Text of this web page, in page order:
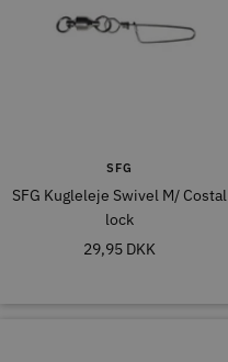
SFG
SFG Kugleleje Swivel M/ Costal
lock
Tilbudspris
29,95 DKK